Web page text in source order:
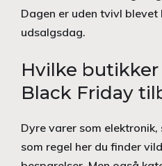
Dagen er uden tvivl
udsalgsdag.
Hvilke
Black Friday
Dyre varer som
som regel her du finder